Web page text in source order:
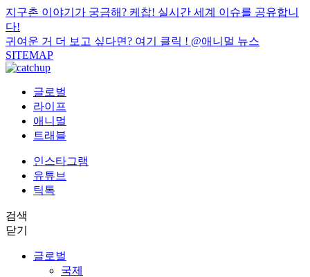
지구촌 이야기가 궁금해? 케찹! 실시간 세계 이슈를 공유합니
다!
귀여운 거 더 보고 싶다면? 여기 클릭 ! @애니멀 뉴스
SITEMAP
글로벌
라이프
애니멀
트래블
인스타그램
유튜브
틱톡
검색
닫기
글로벌
국제